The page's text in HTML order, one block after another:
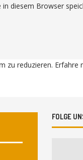
diesem Browser
zu reduzieren. Erfahre
FOLGE